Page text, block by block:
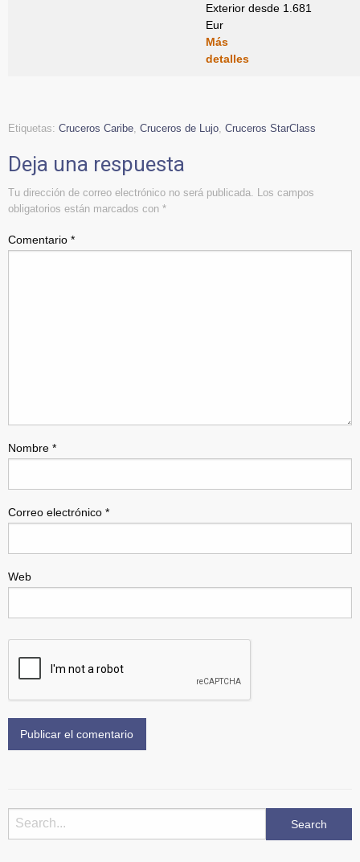
Exterior desde 1.681
Eur
Más
detalles
Etiquetas: Cruceros Caribe Cruceros de Lujo Cruceros StarClass
Deja una respuesta
Tu dirección de correo electrónico no será publicada.
Los campos
obligatorios están marcados con *
Comentario *
Nombre *
Correo electrónico *
Web